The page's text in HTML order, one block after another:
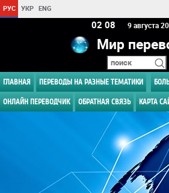
РУС УКР ENG
02 08 9 августа
Мир
ГЛАВНАЯ ПЕРЕВОДЫ НА РАЗНЫЕ ТЕМАТИКИ
ОНЛАЙН ПЕРЕВОДЧИК ОБРАТНАЯ СВЯЗЬ КАРТА